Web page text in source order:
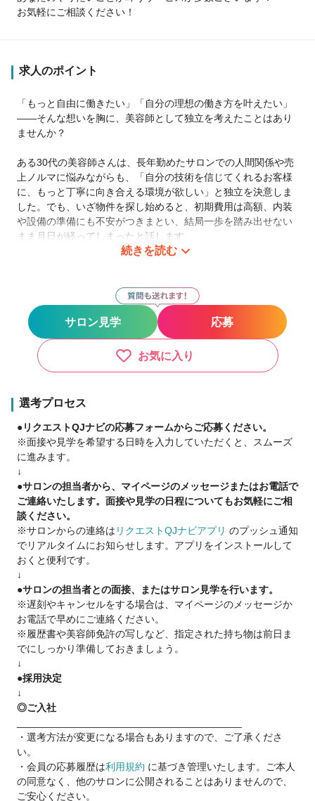
お気軽にご相談ください！
求人のポイント
「もっと自由に働きたい」「自分の理想の働き方を叶えたい」
——そんな想いを胸に、美容師として独立を考えたことはあり
ませんか？
ある30代の美容師さんは、長年勤めたサロンでの人間関係や売
上ノルマに悩みながらも、「自分の技術を信じてくれるお客様
に、もっと丁寧に向き合える環境が欲しい」と独立を決意しま
した。でも、いざ物件を探し始めると、初期費用は高額、内装
や設備の準備にも不安がつきまとい、結局一歩を踏み出せない
まま月日が経ってしまったと話します。
「いつかは独立したい」と思いながらも、物件選びや資金、集
客の不安で前に進めない。そんな方のために、私たちサロウィ
ンは“ハードルを限りなく下げた独立の形”として、シェアサロ
ンを全国190店舗展開しています。
日から働ける環境が整っている。そして何より、「ひとりじゃ
間がいて、立ち上げから運営、集客まで専任のスタッフが全力
でサポートしています。
先ほどの美容師さんも、今ではリピート率90％以上を誇る人気
スタイリストとして、シェアサロンで充実した毎日を送ってい
ます。
あなたが今感じているその不安、きっと私たちが一緒に解決で
きます。
「独立したいけど、何から始めればいいか分からない」
「集客が不安」「生活できるか心配」
そんな想いを、まずは一度私たちに聞かせてくれませんか？
あなたの「理想の働き方」、SALOWINが本気でサポートしま
す。
続きを読む
サロン見学 応募
お気に入り
選考プロセス
●リクエストQJナビの応募フォームからご応募ください。
※面接や見学を希望する日時を入力していただくと、スムーズ
に進みます。
↓
●サロンの担当者から、マイページのメッセージまたはお電話で
ご連絡いたします。面接や見学の日程についてもお気軽にご相
談ください。
※サロンからの連絡は リクエストQJナビアプリ のプッシュ通知
でリアルタイムにお知らせします。アプリをインストールして
おくと便利です。
↓
●サロンの担当者との面接、またはサロン見学を行います。
※遅刻やキャンセルをする場合は、マイページのメッセージか
お電話で早めにご連絡ください。
※履歴書や美容師免許の写しなど、指定された持ち物は前日ま
でにしっかり準備しておきましょう。
↓
●採用決定
↓
◎ご入社
・選考方法が変更になる場合もありますので、ご了承くださ
い。
・会員の応募履歴は利用規約 に基づき管理いたします。ご本人
の同意なく、他のサロンに公開されることはありませんので、
ご安心ください。